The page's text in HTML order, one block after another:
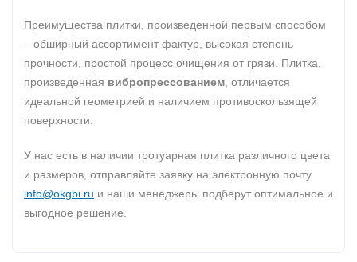
Преимущества плитки, произведенной первым способом
– обширный ассортимент фактур, высокая степень
прочности, простой процесс очищения от грязи. Плитка,
произведенная вибропрессованием , отличается
идеальной геометрией и наличием противоскользящей
поверхности.
У нас есть в наличии тротуарная плитка различного цвета
и размеров, отправляйте заявку на электронную почту
info@okgbi.ru и наши менеджеры подберут оптимальное и
выгодное решение.